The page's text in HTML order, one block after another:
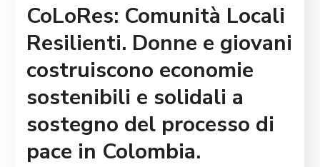
CoLoRes: Comunità Locali
Resilienti. Donne e giovani
costruiscono economie
sostenibili e solidali a
sostegno del processo di
pace in Colombia.